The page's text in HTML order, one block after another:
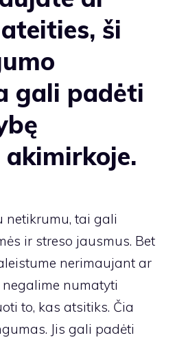
ši
gali padėti
netikrumu, tai gali
ir streso jausmus. Bet
nerimaujant ar
numatyti
to, kas atsitiks. Čia
Jis gali padėti